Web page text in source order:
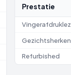
Prestatie
Refurbished